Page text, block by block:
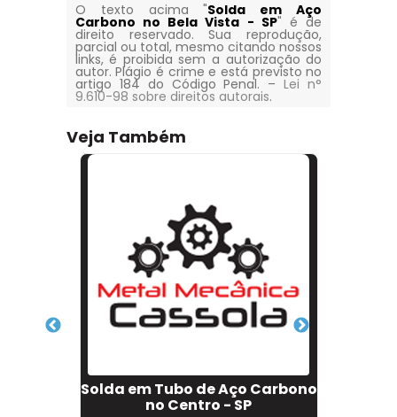
O texto acima "Solda em Aço
Carbono no Bela Vista - SP" é de
direito reservado. Sua reprodução,
parcial ou total, mesmo citando nossos
links, é proibida sem a autorização do
autor. Plágio é crime e está previsto no
artigo 184 do Código Penal. –Lei n°
9.610-98 sobre direitos autorais.
Veja Também
Solda em Tubo de Aço Carbono
no Centro - SP